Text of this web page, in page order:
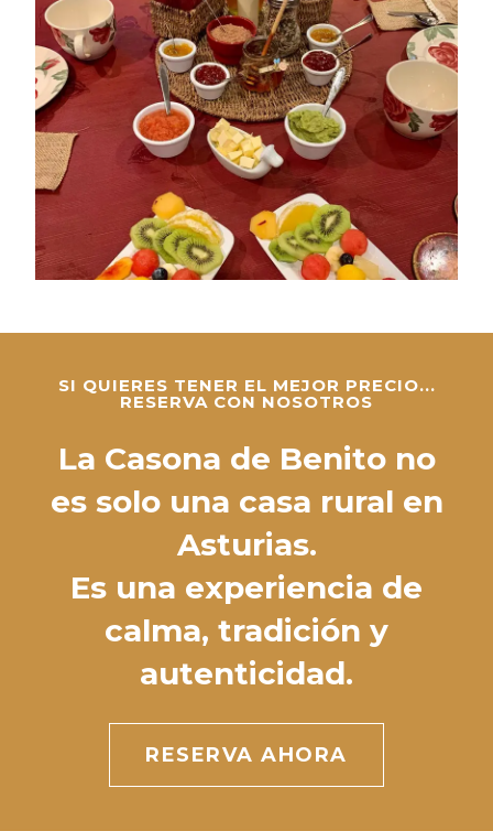
SI QUIERES TENER EL MEJOR PRECIO...
RESERVA CON NOSOTROS
La Casona de Benito no
es solo una casa rural en
Asturias.
Es una experiencia de
calma, tradición y
autenticidad.
RESERVA AHORA